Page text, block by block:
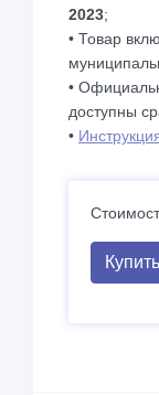
2023;
• Товар
•
доступны
•